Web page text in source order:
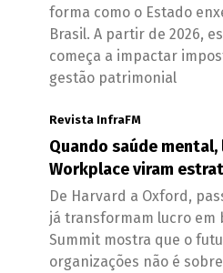
forma como o Estado
Brasil. A partir de 2026,
começa a impactar
gestão patrimonial
Revista InfraFM
Quando saúde mental,
Workplace viram
De Harvard a Oxford,
já transformam lucro em
Summit mostra que o
organizações não é